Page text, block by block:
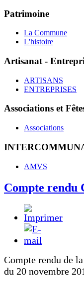
Patrimoine
La Commune
L'histoire
Artisanat -
ARTISANS
ENTREPRISES
Associations et
Associations
AMVS
Compte rendu
Compte rendu de
du 20 novembre